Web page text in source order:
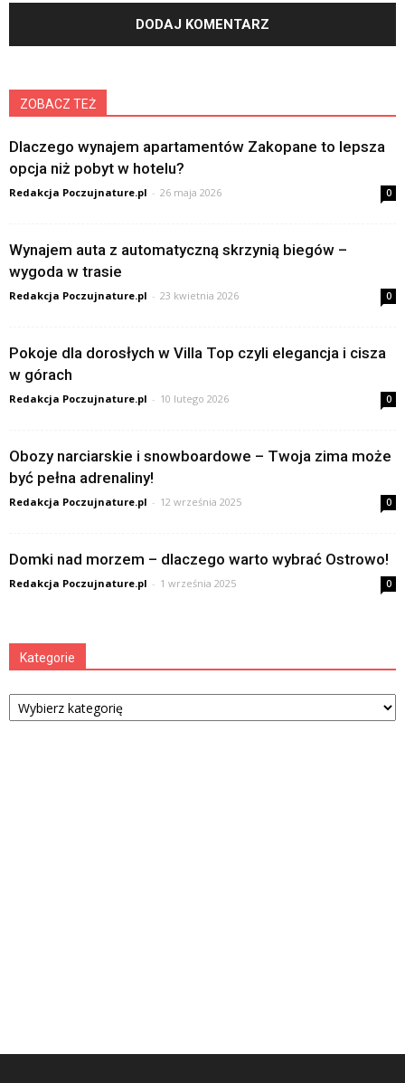
ZOBACZ TEŻ
Dlaczego wynajem apartamentów Zakopane to lepsza
opcja niż pobyt w hotelu?
Redakcja Poczujnature.pl - 26 maja 2026 0
Wynajem auta z automatyczną skrzynią biegów –
wygoda w trasie
Redakcja Poczujnature.pl - 23 kwietnia 2026 0
Pokoje dla dorosłych w Villa Top czyli elegancja i cisza
w górach
Redakcja Poczujnature.pl - 10 lutego 2026 0
Obozy narciarskie i snowboardowe – Twoja zima może
być pełna adrenaliny!
Redakcja Poczujnature.pl - 12 września 2025 0
Domki nad morzem – dlaczego warto wybrać Ostrowo!
Redakcja Poczujnature.pl - 1 września 2025 0
Kategorie
Kategorie